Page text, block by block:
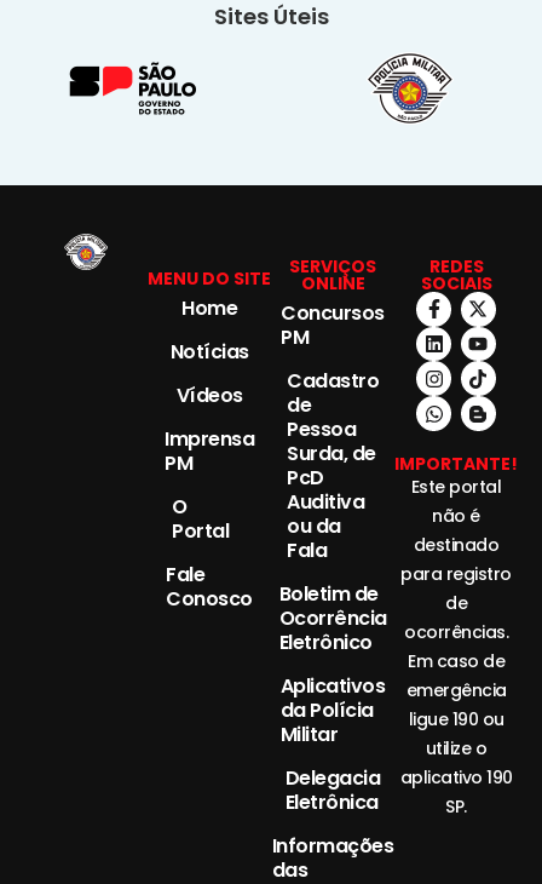
Sites Úteis
MENU DO SITE
Home
Notícias
Vídeos
Imprensa
PM
O
Portal
Fale
Conosco
SERVIÇOS
ONLINE
Concursos
PM
Cadastro
de
Pessoa
Surda, de
PcD
Auditiva
ou da
Fala
Boletim de
Ocorrência
Eletrônico
Aplicativos
da Polícia
Militar
Delegacia
Eletrônica
Informações
das
REDES
SOCIAIS
IMPORTANTE!
Este portal
não é
destinado
para registro
de
ocorrências.
Em caso de
emergência
ligue 190 ou
utilize o
aplicativo 190
SP.